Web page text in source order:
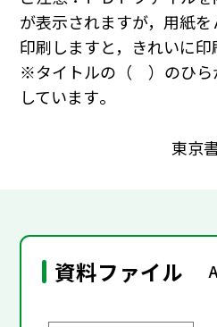
が表示されますが，用紙
印刷しますと，きれいに印
※タイトルの（ ）のひら
しています｡
東京
資料ファイル